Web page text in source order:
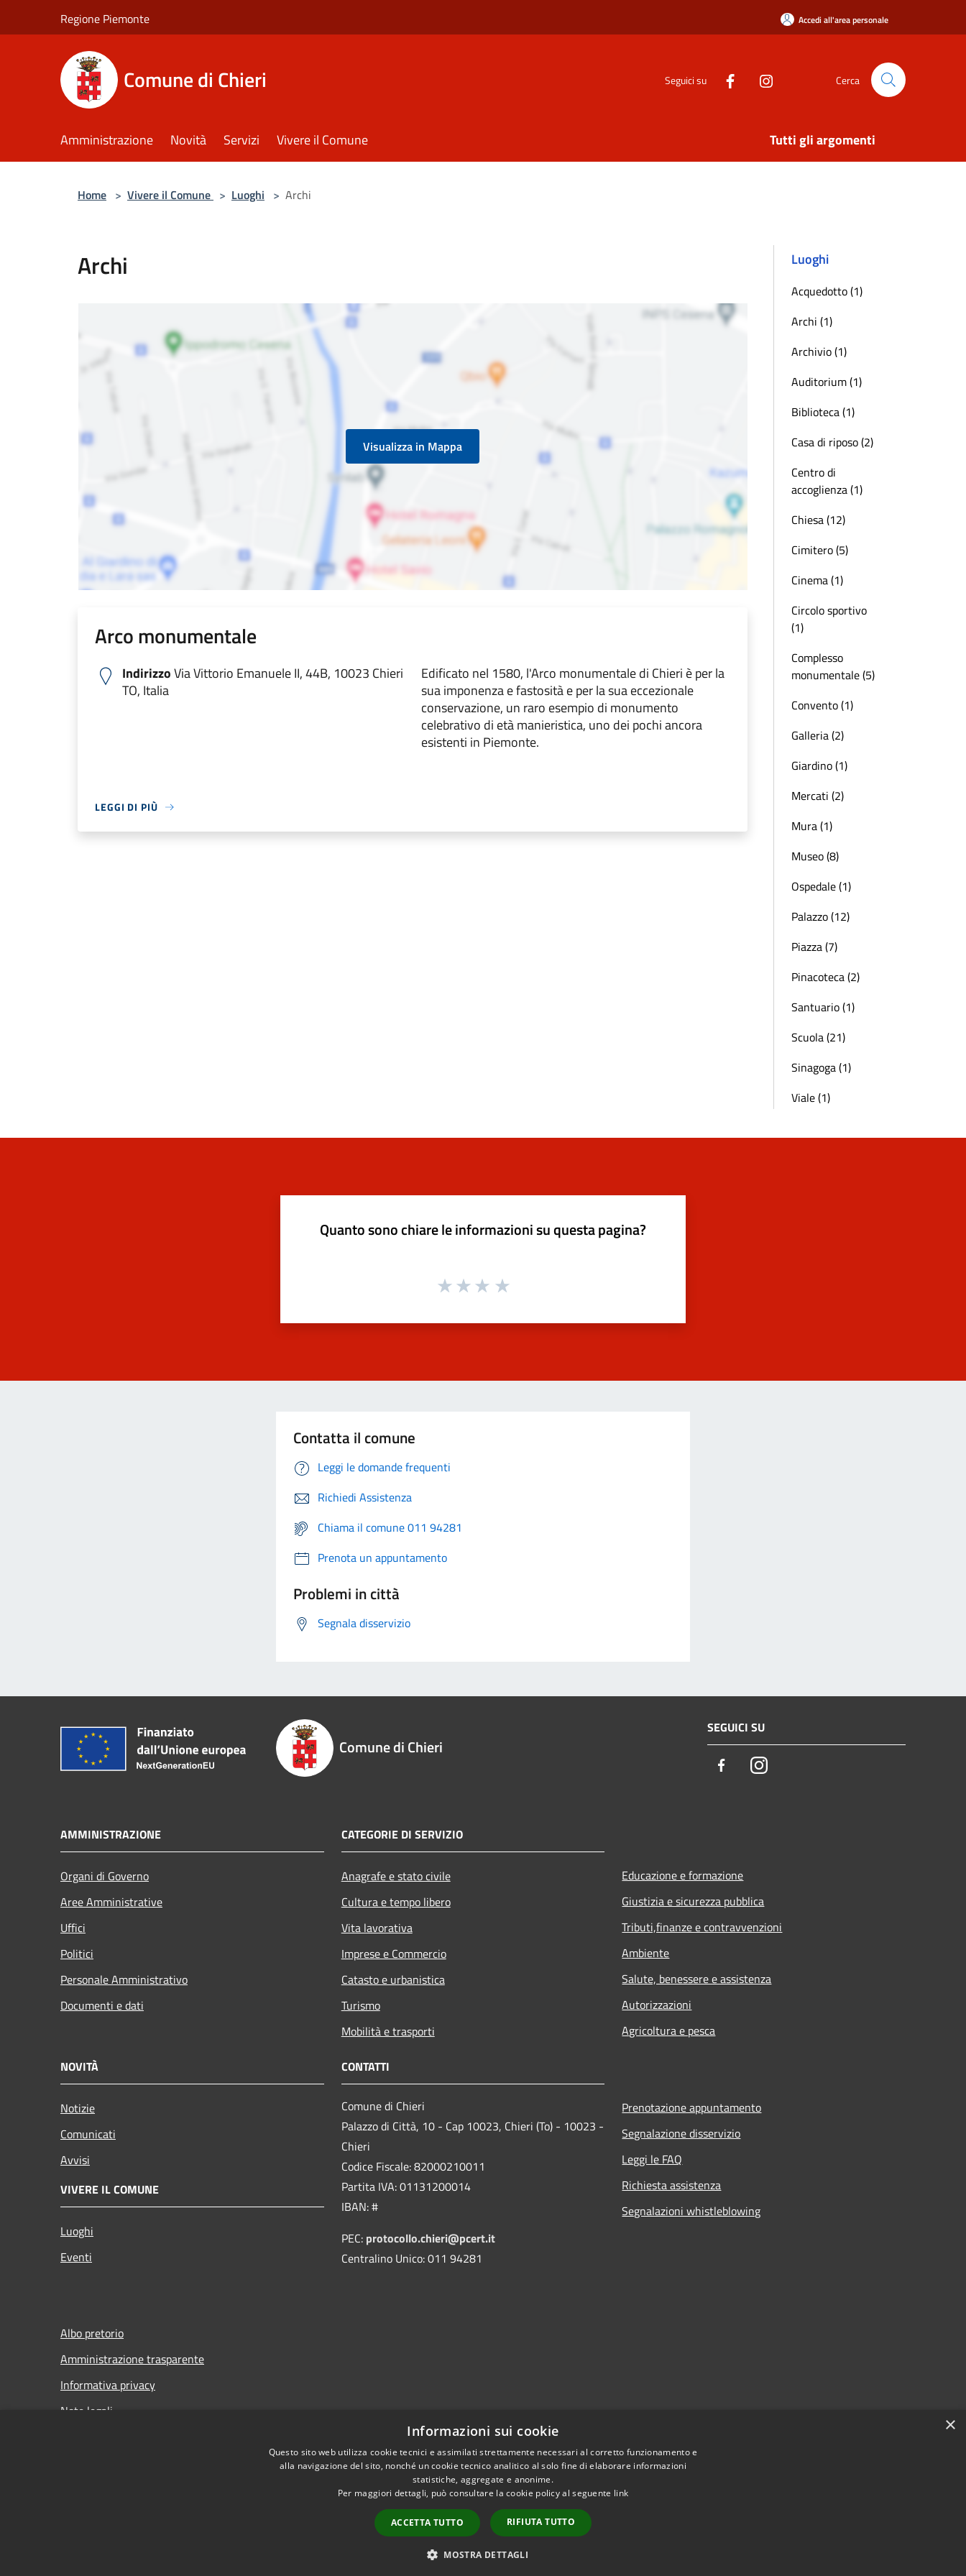
Regione Piemonte Accedi all'area personale
Comune di Chieri Seguici su Cerca
Amministrazione Novità Servizi Vivere il Comune Tutti gli argomenti
Home > Vivere il Comune > Luoghi > Archi
Archi
Visualizza in Mappa
Arco monumentale
IndirizzoVia Vittorio Emanuele II, 44B, 10023 Chieri
TO, Italia
Edificato nel 1580, l'Arco monumentale di Chieri è per la
sua imponenza e fastosità e per la sua eccezionale
conservazione, un raro esempio di monumento
celebrativo di età manieristica, uno dei pochi ancora
esistenti in Piemonte.
LEGGI DI PIÙ
Luoghi
Acquedotto (1)
Archi (1)
Archivio (1)
Auditorium (1)
Biblioteca (1)
Casa di riposo (2)
Centro di
accoglienza (1)
Chiesa (12)
Cimitero (5)
Cinema (1)
Circolo sportivo
(1)
Complesso
monumentale (5)
Convento (1)
Galleria (2)
Giardino (1)
Mercati (2)
Mura (1)
Museo (8)
Ospedale (1)
Palazzo (12)
Piazza (7)
Pinacoteca (2)
Santuario (1)
Scuola (21)
Sinagoga (1)
Viale (1)
Quanto sono chiare le informazioni su questa pagina?
Contatta il comune
Leggi le domande frequenti
Richiedi Assistenza
Chiama il comune 011 94281
Prenota un appuntamento
Problemi in città
Segnala disservizio
Comune di Chieri
SEGUICI SU
FacebookInstagram
AMMINISTRAZIONE
Organi di Governo
Aree Amministrative
Uffici
Politici
Personale Amministrativo
Documenti e dati
CATEGORIE DI SERVIZIO
Anagrafe e stato civile
Cultura e tempo libero
Vita lavorativa
Imprese e Commercio
Catasto e urbanistica
Turismo
Mobilità e trasporti
Educazione e formazione
Giustizia e sicurezza pubblica
Tributi,finanze e contravvenzioni
Ambiente
Salute, benessere e assistenza
Autorizzazioni
Agricoltura e pesca
NOVITÀ
Notizie
Comunicati
Avvisi
VIVERE IL COMUNE
Luoghi
Eventi
CONTATTI
Comune di Chieri
Palazzo di Città, 10 - Cap 10023, Chieri (To) - 10023 -
Chieri
Codice Fiscale: 82000210011
Partita IVA: 01131200014
IBAN: #
PEC: protocollo.chieri@pcert.it
Centralino Unico: 011 94281
Prenotazione appuntamento
Segnalazione disservizio
Leggi le FAQ
Richiesta assistenza
Segnalazioni whistleblowing
Albo pretorio
Amministrazione trasparente
Informativa privacy
Note legali
Copyright © 2026 • Comune di Chieri • Powered by
×
Informazioni sui cookie
Questo sito web utilizza cookie tecnici e assimilati strettamente necessari al corretto funzionamento e
alla navigazione del sito, nonché un cookie tecnico analitico al solo fine di elaborare informazioni
statistiche, aggregate e anonime.
Per maggiori dettagli, può consultare la cookie policy al seguente link
ACCETTA TUTTO RIFIUTA TUTTO
MOSTRA DETTAGLI